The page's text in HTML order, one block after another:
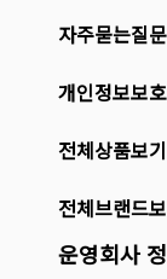
자주묻는질
개인정보보
전체상품보기
전체브랜드
운영회사